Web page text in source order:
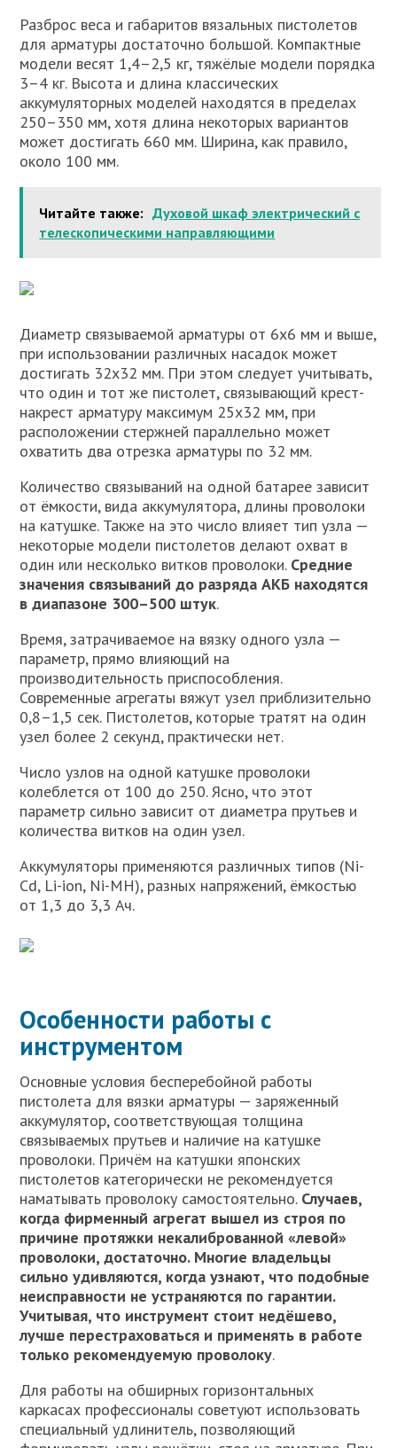
Разброс веса и габаритов вязальных пистолетов
для арматуры достаточно большой. Компактные
модели весят 1,4–2,5 кг, тяжёлые модели порядка
3–4 кг. Высота и длина классических
аккумуляторных моделей находятся в пределах
250–350 мм, хотя длина некоторых вариантов
может достигать 660 мм. Ширина, как правило,
около 100 мм.
Читайте также: Духовой шкаф электрический с
телескопическими направляющими
Диаметр связываемой арматуры от 6х6 мм и выше,
при использовании различных насадок может
достигать 32х32 мм. При этом следует учитывать,
что один и тот же пистолет, связывающий крест-
накрест арматуру максимум 25х32 мм, при
расположении стержней параллельно может
охватить два отрезка арматуры по 32 мм.
Количество связываний на одной батарее зависит
от ёмкости, вида аккумулятора, длины проволоки
на катушке. Также на это число влияет тип узла —
некоторые модели пистолетов делают охват в
один или несколько витков проволоки. Средние
значения связываний до разряда АКБ находятся
в диапазоне 300–500 штук.
Время, затрачиваемое на вязку одного узла —
параметр, прямо влияющий на
производительность приспособления.
Современные агрегаты вяжут узел приблизительно
0,8–1,5 сек. Пистолетов, которые тратят на один
узел более 2 секунд, практически нет.
Число узлов на одной катушке проволоки
колеблется от 100 до 250. Ясно, что этот
параметр сильно зависит от диаметра прутьев и
количества витков на один узел.
Аккумуляторы применяются различных типов (Ni-
Cd, Li-ion, Ni-MH), разных напряжений, ёмкостью
от 1,3 до 3,3 Ач.
Особенности работы с
инструментом
Основные условия бесперебойной работы
пистолета для вязки арматуры — заряженный
аккумулятор, соответствующая толщина
связываемых прутьев и наличие на катушке
проволоки. Причём на катушки японских
пистолетов категорически не рекомендуется
наматывать проволоку самостоятельно. Случаев,
когда фирменный агрегат вышел из строя по
причине протяжки некалиброванной «левой»
проволоки, достаточно. Многие владельцы
сильно удивляются, когда узнают, что подобные
неисправности не устраняются по гарантии.
Учитывая, что инструмент стоит недёшево,
лучше перестраховаться и применять в работе
только рекомендуемую проволоку.
Для работы на обширных горизонтальных
каркасах профессионалы советуют использовать
специальный удлинитель, позволяющий